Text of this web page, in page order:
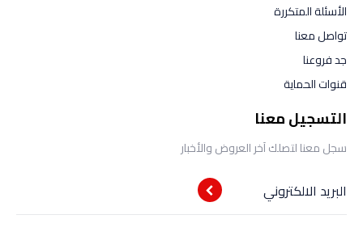
الأسئلة المتكررة
تواصل معنا
جد فروعنا
قنوات الحماية
التسجيل معنا
سجل معنا لتصلك آخر العروض والأخبار
البريد الالكتروني